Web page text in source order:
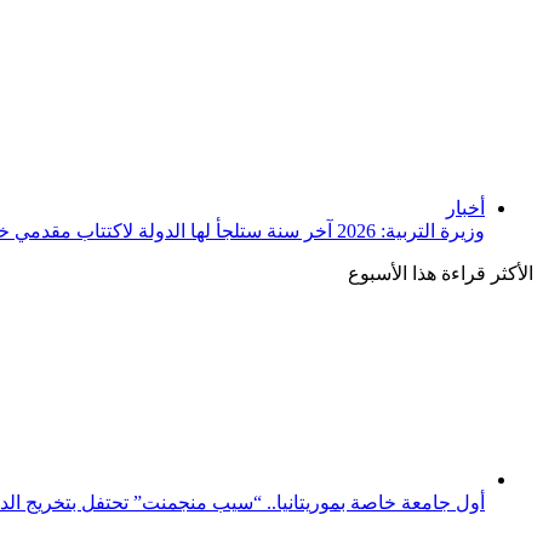
أخبار
وزيرة التربية: 2026 آخر سنة ستلجأ لها الدولة لاكتتاب مقدمي خدمات
الأكثر قراءة هذا الأسبوع
أول جامعة خاصة بموريتانيا.. “سيب منجمنت” تحتفل بتخريج الدفعة 23 من